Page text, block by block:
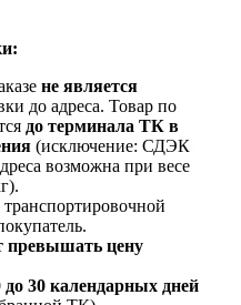
не является
до адреса. Товар по
до терминала ТК в
(исключение: СДЭК
возможна при весе
превышать цену
до 30 календарных дней